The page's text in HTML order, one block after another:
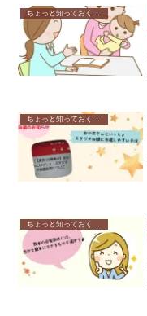
ちょっと知っておくと良いこと